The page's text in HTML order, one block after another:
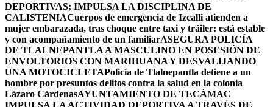
DEPORTIVAS; IMPULSA LA DISCIPLINA DE
CALISTENIACuerpos de emergencia de Izcalli atienden a
mujer embarazada, tras choque entre taxi y tráiler: está estable
y con acompañamiento de un familiarASEGURA POLICÍA
DE TLALNEPANTLA A MASCULINO EN POSESIÓN DE
ENVOLTORIOS CON MARIHUANA Y DESVALIJANDO
UNA MOTOCICLETAPolicía de Tlalnepantla detiene a un
hombre por presuntos delitos contra la salud en la colonia
Lázaro CárdenasAYUNTAMIENTO DE TECÁMAC
IMPULSA LA ACTIVIDAD DEPORTIVA A TRAVÉS DE